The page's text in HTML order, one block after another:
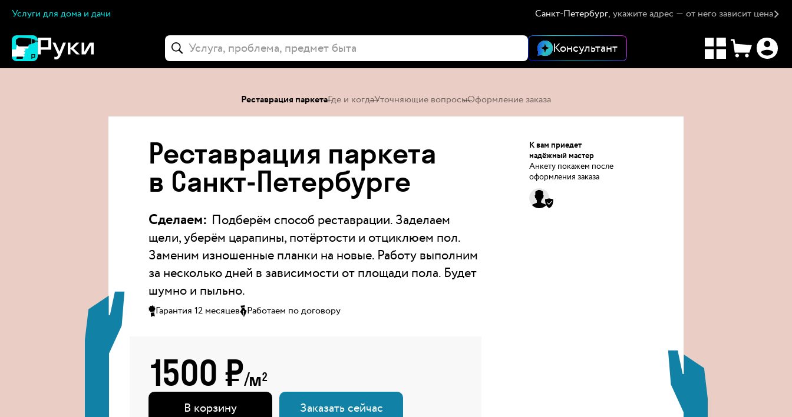
Услуги для дома и дачи Санкт-Петербург, укажите адрес — от него зависит цена
Консультант
Реставрация паркетаГде и когдаУточняющие вопросыОформление заказа
Реставрация паркета
в Санкт‑Петербурге
Сделаем: Подберём способ реставрации. Заделаем
щели, уберём царапины, потёртости и отциклюем пол.
Заменим изношенные планки на новые. Работу выполним
за несколько дней в зависимости от площади пола. Будет
шумно и пыльно.
Гарантия 12 месяцев Работаем по договору
1500₽/м2
В корзину Заказать сейчас
К вам приедет
надёжный мастер
Анкету покажем после
оформления заказа